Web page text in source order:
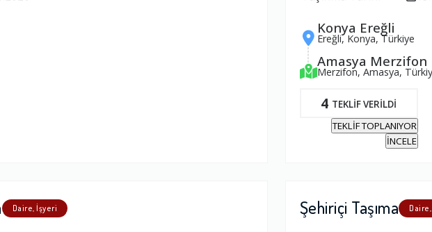
Konya Ereğli
Ereğli, Konya, Türkiye
Amasya Merzifon
Merzifon, Amasya,
4 TEKLİF VERİLDİ
TEKLİF TOPLANIYOR
İNCELE
Daire, İşyeri Şehiriçi Taşıma